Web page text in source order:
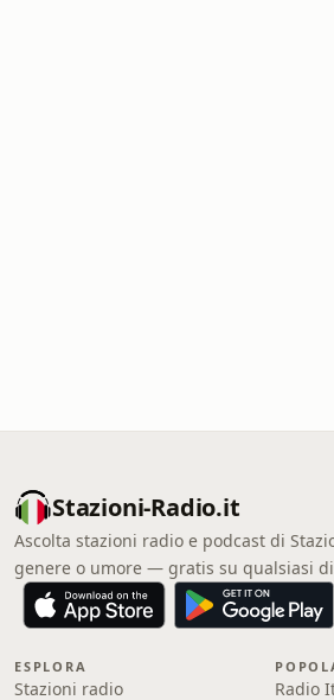
Stazioni-Radio.it
Ascolta stazioni radio e podcast di
genere o umore — gratis su qualsiasi
ESPLORA
Stazioni radio Radio